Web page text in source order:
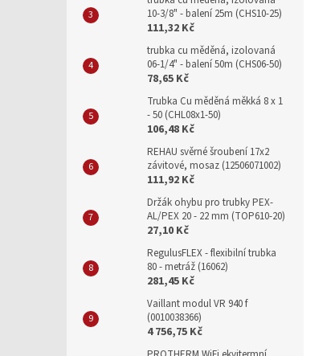
10-3/8" - balení 25m (CHS10-25)
111,32 Kč
trubka cu měděná, izolovaná
06-1/4" - balení 50m (CHS06-50)
78,65 Kč
Trubka Cu měděná měkká 8 x 1
- 50 (CHL08x1-50)
106,48 Kč
REHAU svěrné šroubení 17x2
závitové, mosaz (12506071002)
111,92 Kč
Držák ohybu pro trubky PEX-
AL/PEX 20 - 22 mm (TOP610-20)
27,10 Kč
RegulusFLEX - flexibilní trubka
80 - metráž (16062)
281,45 Kč
Vaillant modul VR 940 f
(0010038366)
4 756,75 Kč